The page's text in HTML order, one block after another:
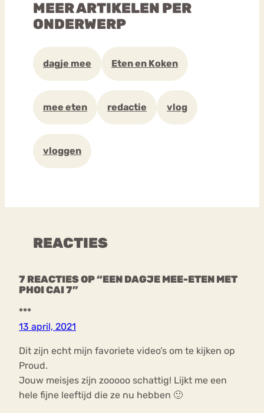
MEER ARTIKELEN PER
ONDERWERP
dagje mee Eten en Koken
mee eten redactie vlog
vloggen
REACTIES
7 REACTIES OP “EEN DAGJE MEE-ETEN MET
PHOI CAI 7”
***
13 april, 2021
Dit zijn echt mijn favoriete video’s om te kijken op
Proud.
Jouw meisjes zijn zooooo schattig! Lijkt me een
hele fijne leeftijd die ze nu hebben 🙂